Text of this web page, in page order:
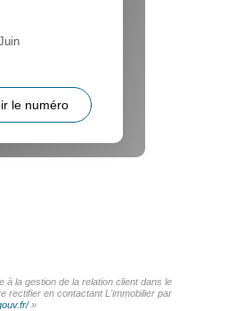
le numéro
la gestion de la relation client dans le
rectifier en contactant L'immobilier par
»